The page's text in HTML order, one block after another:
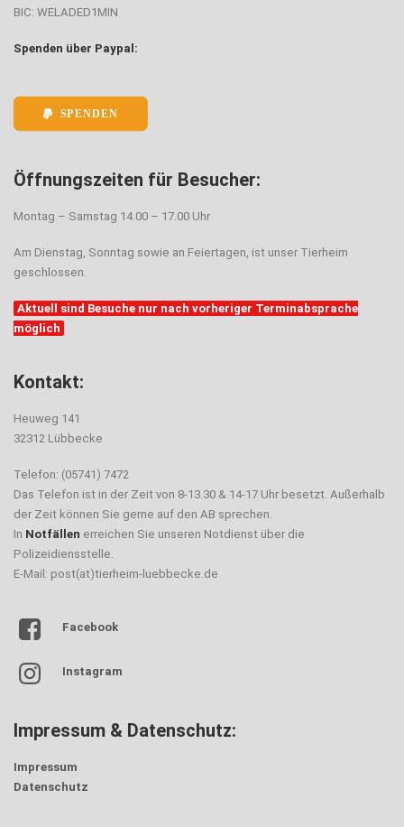
BIC: WELADED1MIN
Spenden über Paypal:
SPENDEN
Öffnungszeiten für Besucher:
Montag – Samstag 14.00 – 17.00 Uhr
Am Dienstag, Sonntag sowie an Feiertagen, ist unser Tierheim
geschlossen.
Aktuell sind Besuche nur nach vorheriger Terminabsprache
möglich
Kontakt:
Heuweg 141
32312 Lübbecke
Telefon: (05741) 7472
Das Telefon ist in der Zeit von 8-13.30 & 14-17 Uhr besetzt. Außerhalb
der Zeit können Sie gerne auf den AB sprechen.
In Notfällen erreichen Sie unseren Notdienst über die
Polizeidiensstelle.
E-Mail: post(at)tierheim-luebbecke.de
Facebook
Instagram
Impressum & Datenschutz:
Impressum
Datenschutz